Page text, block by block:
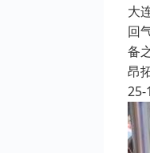
大
回
备
昂
25-